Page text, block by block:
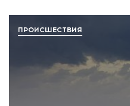
ПРОИСШЕСТВИЯ